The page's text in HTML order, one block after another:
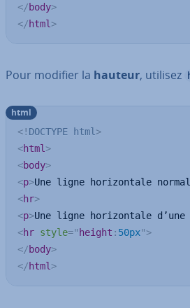
</body>
</html >
Pour modifier la hauteur, utilisez
<! DOCTYPE html >
<html >
<body>
<p>Une ligne horizontale
<hr>
<p>Une ligne horizontale
<hr style=" height : 50px">
</body>
</html >
html